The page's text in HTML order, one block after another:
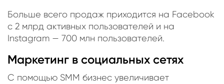
Больше всего продаж приходится на Facebook
c 2 млрд активных пользователей и на
Instagram — 700 млн пользователей.
Маркетинг в социальных сетях
С помощью SMM бизнес увеличивает